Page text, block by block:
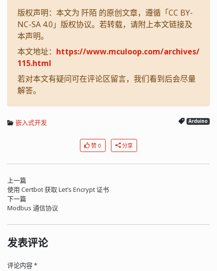
版权声明：本文为 阡陌 的原创文章，遵循「CC BY-
NC-SA 4.0」版权协议。若转载，请附上本文链接及
本声明。
本文地址： https://www.mculoop.com/archives/
115.html
若对本文有疑问可在评论区留言，我们看到后会尽量
解答。
嵌入式开发 Arduino
赞 0 分享
上一篇
使用 Certbot 获取 Let’s Encrypt 证书
下一篇
Modbus 通信协议
发表评论
评论内容*